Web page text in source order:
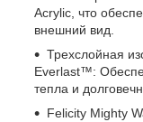
Acrylic, что
внешний вид.
Трехслойная
Everlast™:
тепла и
Felicity Mighty